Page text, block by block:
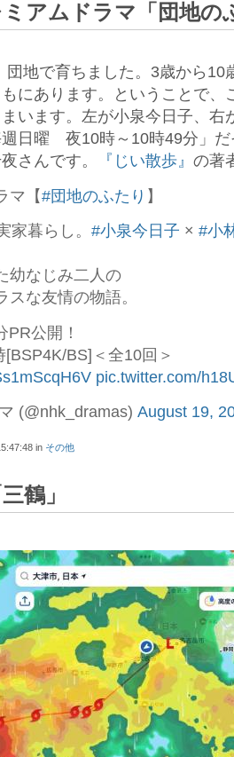
アムドラマ「団地の
団地で育ちました。3歳から10
にあります。ということで、
います。左が小泉今日子、右
日曜 夜10時～10時49分」だ
さんです。
『じい散歩』 の著
マ【#団地のふたり 】
家暮らし。 #小泉今日子 × #小
幼なじみ二人の
スな友情の物語。
PR公開！
BS]＜全10回＞
pic.twitter.com/
(@nhk_dramas) August 19,
in その他
鶴」